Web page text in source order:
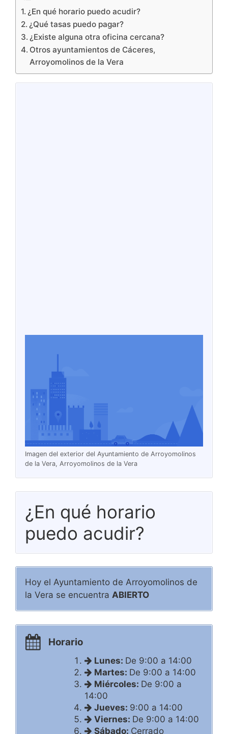
¿En qué horario puedo acudir?
¿Qué tasas puedo pagar?
¿Existe alguna otra oficina cercana?
Otros ayuntamientos de Cáceres,
Arroyomolinos de la Vera
Imagen del exterior del Ayuntamiento de Arroyomolinos
de la Vera, Arroyomolinos de la Vera
¿En qué horario
puedo acudir?
Hoy el Ayuntamiento de Arroyomolinos de
la Vera se encuentra ABIERTO
Horario
Lunes: De 9:00 a 14:00
Martes: De 9:00 a 14:00
Miércoles: De 9:00 a
14:00
Jueves: 9:00 a 14:00
Viernes: De 9:00 a 14:00
Sábado: Cerrado